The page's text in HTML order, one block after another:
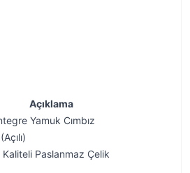
Açıklama
Yamuk Cımbız
Kaliteli Paslanmaz Çelik